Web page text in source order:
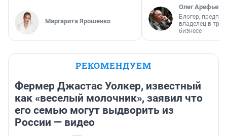
Маргарита Ярошенко
Олег Арефьев
Блогер,
владелец в
бизнесе
РЕКОМЕНДУЕМ
Фермер Джастас Уолкер, известный
как «веселый молочник», заявил что
его семью могут выдворить из
России — видео